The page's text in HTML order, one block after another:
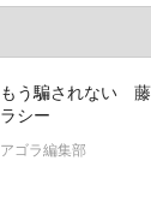
もう騙されない
ラシー
アゴラ編集部